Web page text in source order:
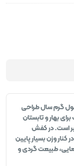
گرم سال طراحی
بهار و تابستان
است. در کفش
وزن بسیار پایین
طبیعت گردی و